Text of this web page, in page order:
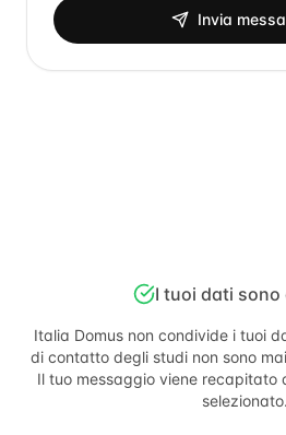
Invia
I tuoi dati sono
Italia Domus non condivide i tuoi
di contatto degli studi non sono
Il tuo messaggio viene recapitato
selezionato.